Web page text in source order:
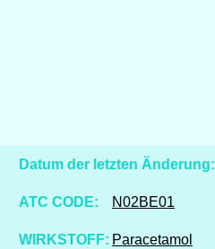
Datum der letzten Änderung:
ATC CODE: N02BE01
WIRKSTOFF: Paracetamol